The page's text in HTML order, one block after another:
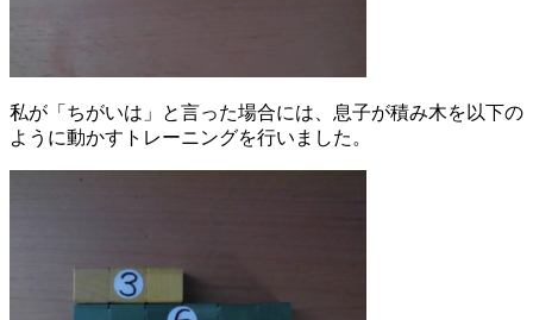
私が「ちがいは」と言った場合には、息子が積み木を以下の
ように動かすトレーニングを行いました。